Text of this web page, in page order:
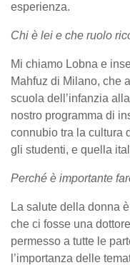
esperienza.
Chi è lei e che ruolo
Mi chiamo Lobna e
Mahfuz di Milano, che
scuola dell’infanzia
nostro programma di
connubio tra la cultura
gli studenti, e quella
Perché è importante
La salute della donna
che ci fosse una
permesso a tutte le
l’importanza delle